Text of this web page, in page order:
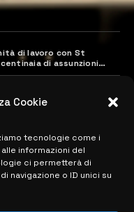
Cookie
tecnologie come i
informazioni del
ci permetterà di
navigazione o ID unici su
di lavoro con St
di assunzioni